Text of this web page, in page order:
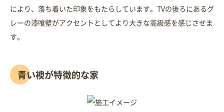
により、落ち着いた印象をもたらしています。TVの後ろにあるグ
レーの漆喰壁がアクセントとしてより大きな高級感を感じさせま
す。
青い襖が特徴的な家